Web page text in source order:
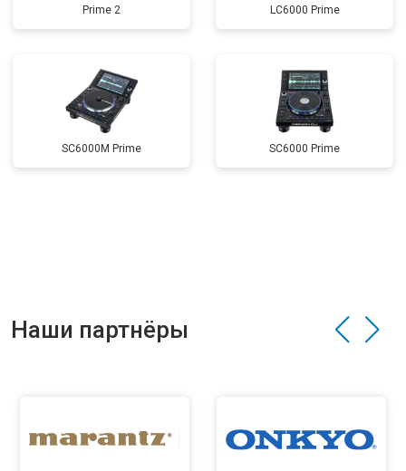
Prime 2 LC6000 Prime
SC6000M Prime SC6000 Prime
Наши партнёры